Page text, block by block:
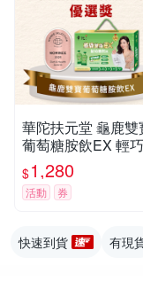
華陀扶元堂 龜鹿雙
葡萄糖胺飲EX 輕
(22ml/包；15包/盒)2
盒組
$1,280
活動 券
快速到貨 有現